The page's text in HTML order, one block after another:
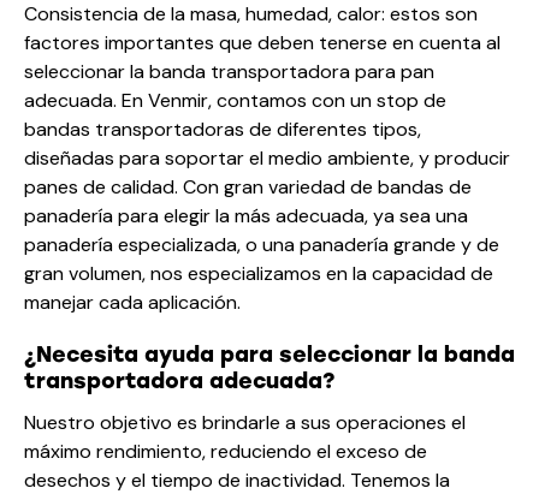
Consistencia de la masa, humedad, calor: estos son
factores importantes que deben tenerse en cuenta al
seleccionar la banda transportadora para pan
adecuada. En Venmir, contamos con un stop de
bandas transportadoras de diferentes tipos,
diseñadas para soportar el medio ambiente, y producir
panes de calidad. Con gran variedad de bandas de
panadería para elegir la más adecuada, ya sea una
panadería especializada, o una panadería grande y de
gran volumen, nos especializamos en la capacidad de
manejar cada aplicación.
¿Necesita ayuda para seleccionar la banda
transportadora adecuada?
Nuestro objetivo es brindarle a sus operaciones el
máximo rendimiento, reduciendo el exceso de
desechos y el tiempo de inactividad. Tenemos la